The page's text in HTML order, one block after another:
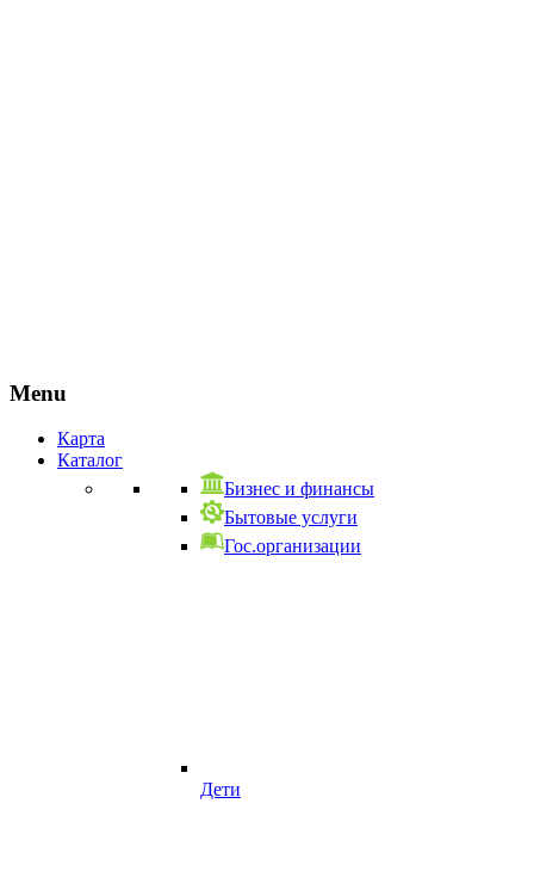
Menu
Карта
Каталог
Бизнес и финансы
Бытовые услуги
Гос.организации
Дети